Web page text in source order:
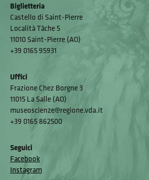
Biglietteria
Castello di Saint-Pierre
Località Tâche 5
11010 Saint-Pierre (AO)
+39 0165 95931
Uffici
Frazione Chez Borgne 3
11015 La Salle (AO)
museoscienze@regione.vda.it
+39 0165 862500
Seguici
Facebook
Instagram